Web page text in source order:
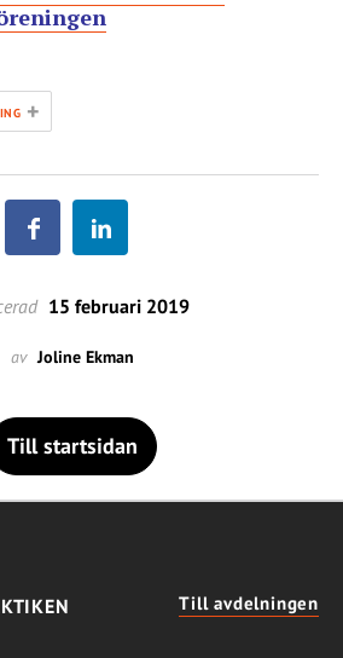
+
15 februari 2019
av Joline Ekman
Till startsidan
Till avdelningen